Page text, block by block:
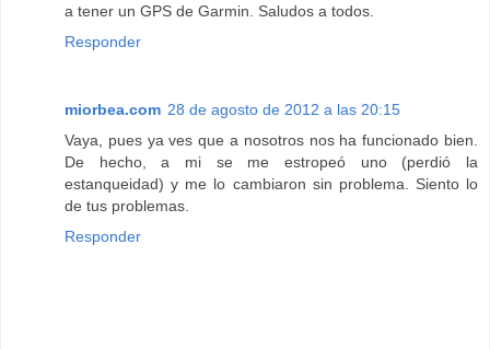
a tener un GPS de Garmin. Saludos a todos.
Responder
miorbea.com 28 de agosto de 2012 a las 20:15
Vaya, pues ya ves que a nosotros nos ha funcionado bien.
De hecho, a mi se me estropeó uno (perdió la
estanqueidad) y me lo cambiaron sin problema. Siento lo
de tus problemas.
Responder